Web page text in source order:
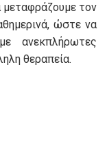
μεταφράζουμε τον
ώστε να
ανεκπλήρωτες
θεραπεία.